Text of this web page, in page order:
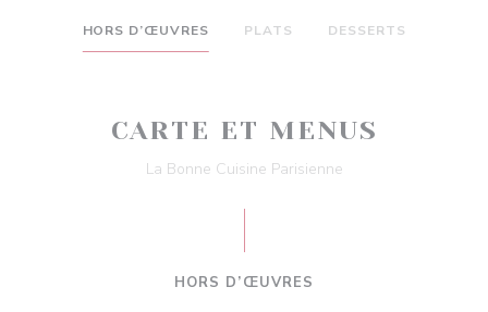
HORS D’ŒUVRES PLATS DESSERTS
CARTE ET MENUS
La Bonne Cuisine Parisienne
HORS D’ŒUVRES